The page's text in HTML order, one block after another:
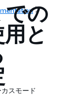
での
と
スモード